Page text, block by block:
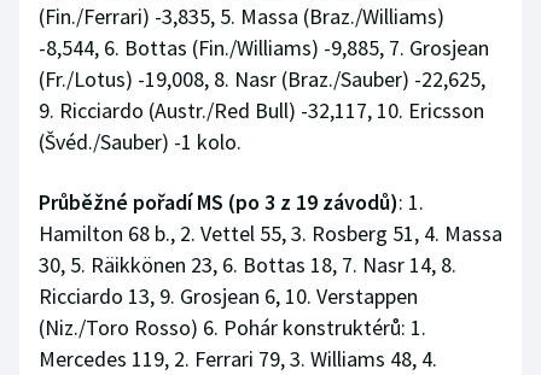
(Fin./Ferrari) -3,835, 5. Massa (Braz./Williams)
-8,544, 6. Bottas (Fin./Williams) -9,885, 7. Grosjean
(Fr./Lotus) -19,008, 8. Nasr (Braz./Sauber) -22,625,
9. Ricciardo (Austr./Red Bull) -32,117, 10. Ericsson
(Švéd./Sauber) -1 kolo.
Průběžné pořadí MS (po 3 z 19 závodů): 1.
Hamilton 68 b., 2. Vettel 55, 3. Rosberg 51, 4. Massa
30, 5. Räikkönen 23, 6. Bottas 18, 7. Nasr 14, 8.
Ricciardo 13, 9. Grosjean 6, 10. Verstappen
(Niz./Toro Rosso) 6. Pohár konstruktérů: 1.
Mercedes 119, 2. Ferrari 79, 3. Williams 48, 4.